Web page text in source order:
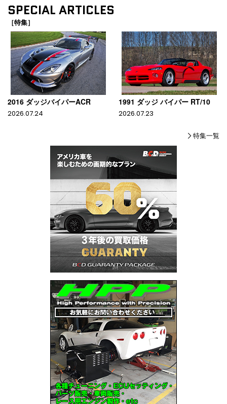
SPECIAL ARTICLES
［特集］
2016 ダッジバイパーACR
2026.07.24
1991 ダッジ バイパー RT/10
2026.07.23
特集一覧